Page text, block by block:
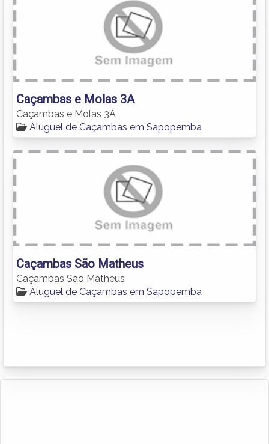
Caçambas e Molas 3A
Caçambas e Molas 3A
Aluguel de Caçambas em Sapopemba
Caçambas São Matheus
Caçambas São Matheus
Aluguel de Caçambas em Sapopemba